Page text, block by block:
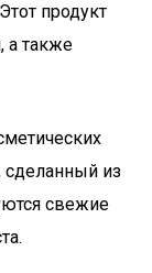
продукт
а также
сделанный из
свежие